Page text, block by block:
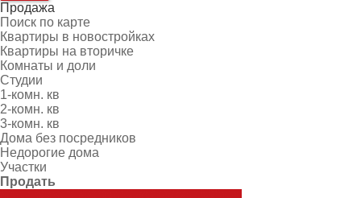
Продажа
Поиск по карте
Квартиры в новостройках
Квартиры на вторичке
Комнаты и доли
Студии
1-комн. кв
2-комн. кв
3-комн. кв
Дома без посредников
Недорогие дома
Участки
Продать